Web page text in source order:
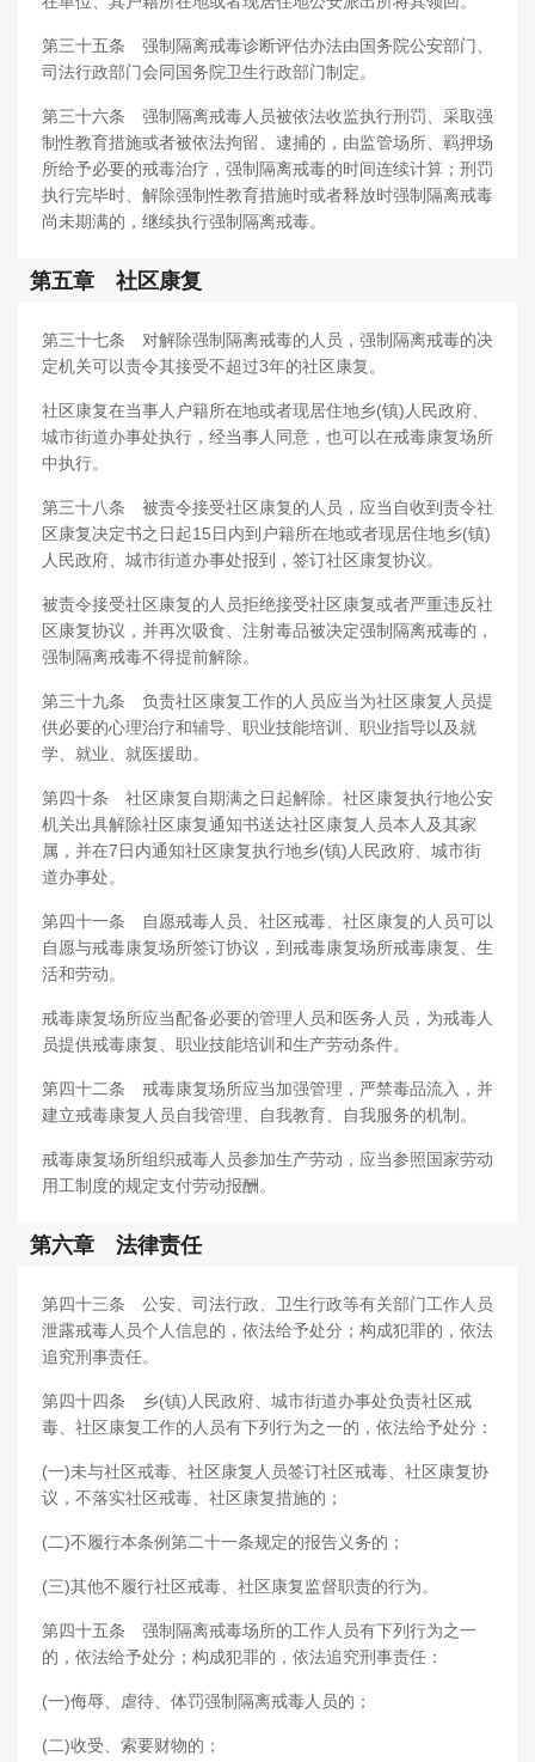
第三十五条 强制隔离戒毒诊断评估办法由国务院公安部门、
司法行政部门会同国务院卫生行政部门制定。
第三十六条 强制隔离戒毒人员被依法收监执行刑罚、采取强
制性教育措施或者被依法拘留、逮捕的，由监管场所、羁押场
所给予必要的戒毒治疗，强制隔离戒毒的时间连续计算；刑罚
执行完毕时、解除强制性教育措施时或者释放时强制隔离戒毒
尚未期满的，继续执行强制隔离戒毒。
第五章 社区康复
第三十七条 对解除强制隔离戒毒的人员，强制隔离戒毒的决
定机关可以责令其接受不超过3年的社区康复。
社区康复在当事人户籍所在地或者现居住地乡(镇)人民政府、
城市街道办事处执行，经当事人同意，也可以在戒毒康复场所
中执行。
第三十八条 被责令接受社区康复的人员，应当自收到责令社
区康复决定书之日起15日内到户籍所在地或者现居住地乡(镇)
人民政府、城市街道办事处报到，签订社区康复协议。
被责令接受社区康复的人员拒绝接受社区康复或者严重违反社
区康复协议，并再次吸食、注射毒品被决定强制隔离戒毒的，
强制隔离戒毒不得提前解除。
第三十九条 负责社区康复工作的人员应当为社区康复人员提
供必要的心理治疗和辅导、职业技能培训、职业指导以及就
学、就业、就医援助。
第四十条 社区康复自期满之日起解除。社区康复执行地公安
机关出具解除社区康复通知书送达社区康复人员本人及其家
属，并在7日内通知社区康复执行地乡(镇)人民政府、城市街
道办事处。
第四十一条 自愿戒毒人员、社区戒毒、社区康复的人员可以
自愿与戒毒康复场所签订协议，到戒毒康复场所戒毒康复、生
活和劳动。
戒毒康复场所应当配备必要的管理人员和医务人员，为戒毒人
员提供戒毒康复、职业技能培训和生产劳动条件。
第四十二条 戒毒康复场所应当加强管理，严禁毒品流入，并
建立戒毒康复人员自我管理、自我教育、自我服务的机制。
戒毒康复场所组织戒毒人员参加生产劳动，应当参照国家劳动
用工制度的规定支付劳动报酬。
第六章 法律责任
第四十三条 公安、司法行政、卫生行政等有关部门工作人员
泄露戒毒人员个人信息的，依法给予处分；构成犯罪的，依法
追究刑事责任。
第四十四条 乡(镇)人民政府、城市街道办事处负责社区戒
毒、社区康复工作的人员有下列行为之一的，依法给予处分：
(一)未与社区戒毒、社区康复人员签订社区戒毒、社区康复协
议，不落实社区戒毒、社区康复措施的；
(二)不履行本条例第二十一条规定的报告义务的；
(三)其他不履行社区戒毒、社区康复监督职责的行为。
第四十五条 强制隔离戒毒场所的工作人员有下列行为之一
的，依法给予处分；构成犯罪的，依法追究刑事责任：
(一)侮辱、虐待、体罚强制隔离戒毒人员的；
(二)收受、索要财物的；